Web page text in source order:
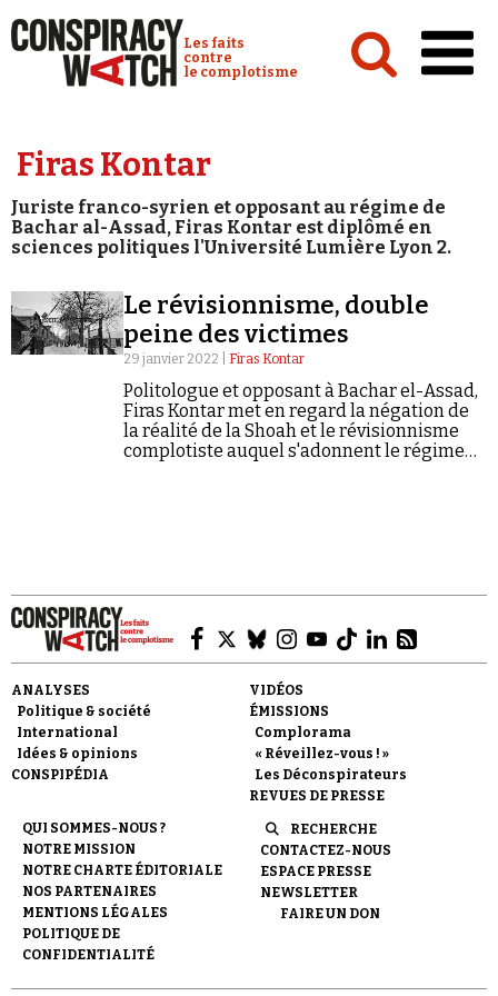
Conspiracy Watch :
Les faits
contre
le complotisme
Analyses
Conspipédia
Vidéos
Émissions
Revues de presse
Faire un don
Demander à Vera
Firas Kontar
Juriste franco-syrien et opposant au régime de
Bachar al-Assad, Firas Kontar est diplômé en
sciences politiques l'Université Lumière Lyon 2.
Le révisionnisme, double
peine des victimes
29 janvier 2022 | Firas Kontar
Politologue et opposant à Bachar el-Assad,
Firas Kontar met en regard la négation de
la réalité de la Shoah et le révisionnisme
complotiste auquel s'adonnent le régime
ANALYSES
Politique & société
International
Idées & opinions
CONSPIPÉDIA
VIDÉOS
ÉMISSIONS
Complorama
« Réveillez-vous ! »
Les Déconspirateurs
REVUES DE PRESSE
QUI SOMMES-NOUS ?
NOTRE MISSION
NOTRE CHARTE ÉDITORIALE
NOS PARTENAIRES
MENTIONS LÉGALES
POLITIQUE DE
CONFIDENTIALITÉ
RECHERCHE
CONTACTEZ-NOUS
ESPACE PRESSE
NEWSLETTER
FAIRE UN DON